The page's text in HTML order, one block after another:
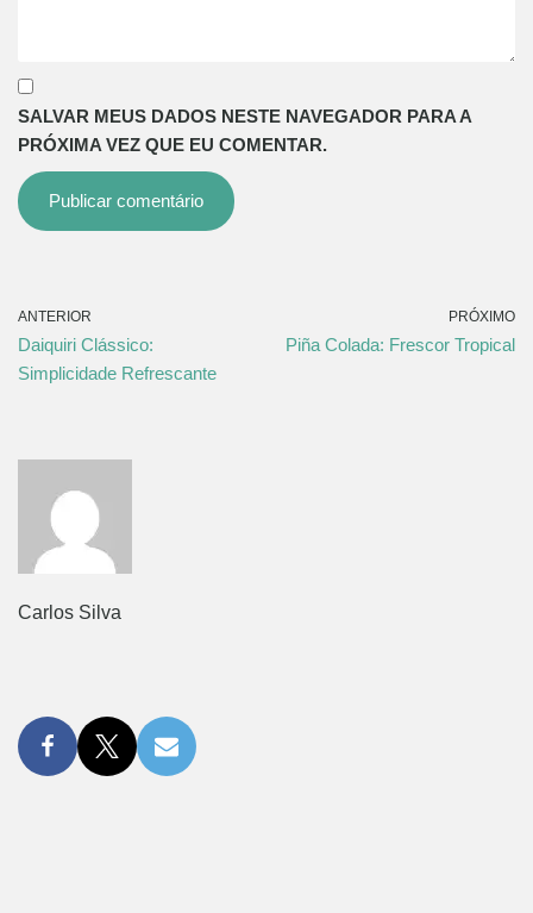
SALVAR MEUS DADOS NESTE NAVEGADOR PARA A
PRÓXIMA VEZ QUE EU COMENTAR.
ANTERIOR
Daiquiri Clássico:
Simplicidade Refrescante
PRÓXIMO
Piña Colada: Frescor Tropical
Carlos Silva